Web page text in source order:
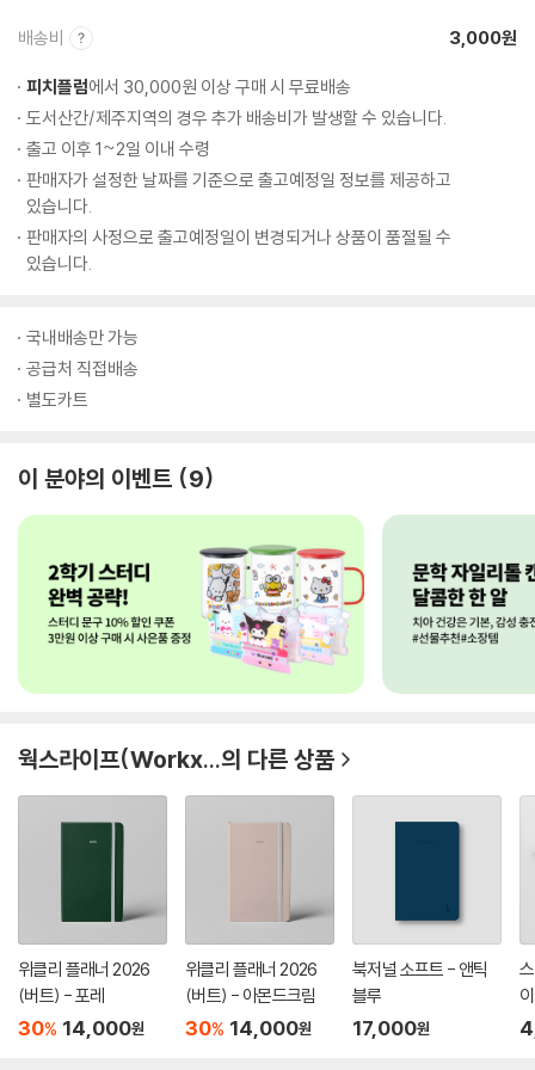
배송비 3,000원
피치플럼에서 30,000원 이상 구매 시 무료배송
도서산간/제주지역의 경우 추가 배송비가 발생할 수 있습니다.
출고 이후 1~2일 이내 수령
판매자가 설정한 날짜를 기준으로 출고예정일 정보를 제공하고
있습니다.
판매자의 사정으로 출고예정일이 변경되거나 상품이 품절될 수
있습니다.
국내배송만 가능
공급처 직접배송
별도카트
이 분야의 이벤트 9
웍스라이프(Workx...의 다른 상품
위클리 플래너 2026
(버트) - 포레
30% 14,000원
위클리 플래너 2026
(버트) - 아몬드크림
30% 14,000원
북저널 소프트 - 앤틱
블루
17,000원